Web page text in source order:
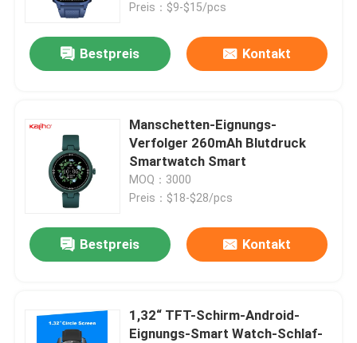
Produkte
Videos
Über uns
Qualitätskontrolle
Preis：$9-$15/pcs
Bestpreis Kontakt
Manschetten-Eignungs-
Verfolger 260mAh Blutdruck
Smartwatch Smart
MOQ：3000
Preis：$18-$28/pcs
Bestpreis Kontakt
1,32“ TFT-Schirm-Android-
Eignungs-Smart Watch-Schlaf-